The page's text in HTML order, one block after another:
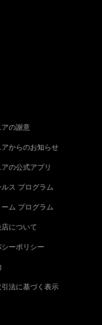
の謝意
からのお知らせ
の公式アプリ
ス プログラム
ム プログラム
について
ーポリシー
法に基づく表示